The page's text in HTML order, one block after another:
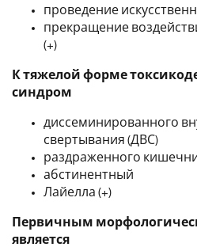
проведение
прекращение
(+)
К тяжелой форме
синдром
диссеминированного
свертывания (ДВС)
раздраженного
абстинентный
Лайелла (+)
Первичным
является